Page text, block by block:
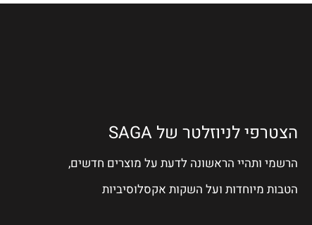
הצטרפי לניוזלטר של SAGA
הרשמי ותהיי הראשונה לדעת על מוצרים חדשים,
הטבות מיוחדות ועל השקות אקסלוסיביות